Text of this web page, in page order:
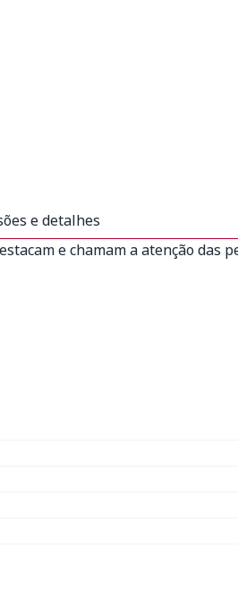
e detalhes
e chamam a atenção das